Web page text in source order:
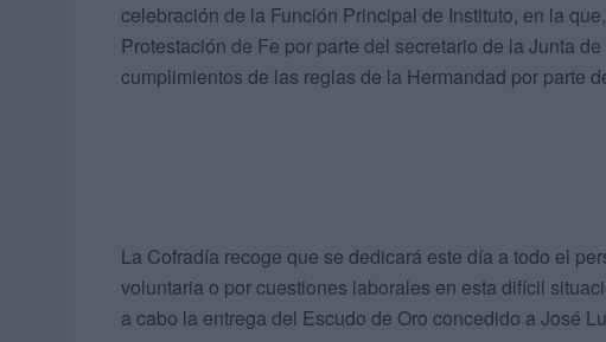
celebración de la Función Principal de Instituto, en la
Protestación de Fe por parte del secretario de la Junta
cumplimientos de las reglas de la Hermandad por parte
La Cofradía recoge que se dedicará este día a todo el
voluntaria o por cuestiones laborales en esta difícil
a cabo la entrega del Escudo de Oro concedido a José